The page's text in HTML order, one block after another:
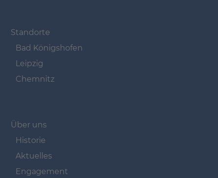
Standorte
Bad Königshofen
Leipzig
Chemnitz
Über uns
Historie
Aktuelles
Engagement